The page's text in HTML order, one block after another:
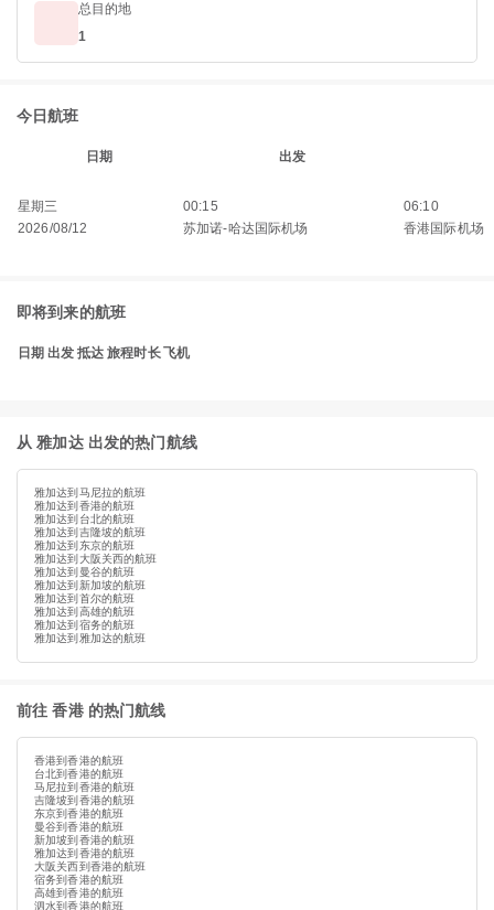
总目的地
1
今日航班
日期 出发
星期三
2026/08/12
00:15
苏加诺-哈达国际机场
06:10
香港国际机场
即将到来的航班
日期 出发 抵达 旅程时长飞机
从 雅加达 出发的热门航线
雅加达到马尼拉的航班
雅加达到香港的航班
雅加达到台北的航班
雅加达到吉隆坡的航班
雅加达到东京的航班
雅加达到大阪关西的航班
雅加达到曼谷的航班
雅加达到新加坡的航班
雅加达到首尔的航班
雅加达到高雄的航班
雅加达到宿务的航班
雅加达到雅加达的航班
前往 香港 的热门航线
香港到香港的航班
台北到香港的航班
马尼拉到香港的航班
吉隆坡到香港的航班
东京到香港的航班
曼谷到香港的航班
新加坡到香港的航班
雅加达到香港的航班
大阪关西到香港的航班
宿务到香港的航班
高雄到香港的航班
泗水到香港的航班